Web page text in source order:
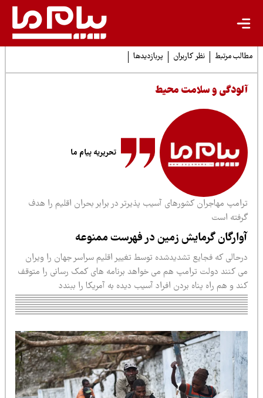
مرتبط نظر کاربران پربازدیدها
و سلامت محیط
تحریریه پیام ما
مهاجران کشورهای آسیب پذیرتر در برابر بحران اقلیم را هدف
است
گرمایش زمین در فهرست ممنوعه
که فجایع تشدیدشده توسط تغییر اقلیم سراسر جهان را ویران
کنند دولت ترامپ هم می خواهد برنامه های کمک رسانی را متوقف
و هم راه پناه بردن افراد آسیب دیده به آمریکا را ببندد